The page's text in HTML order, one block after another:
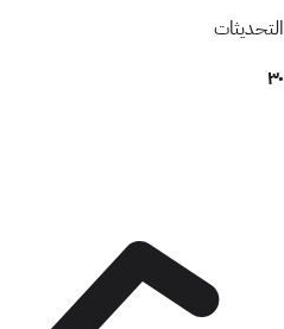
التحديثات
٣٠